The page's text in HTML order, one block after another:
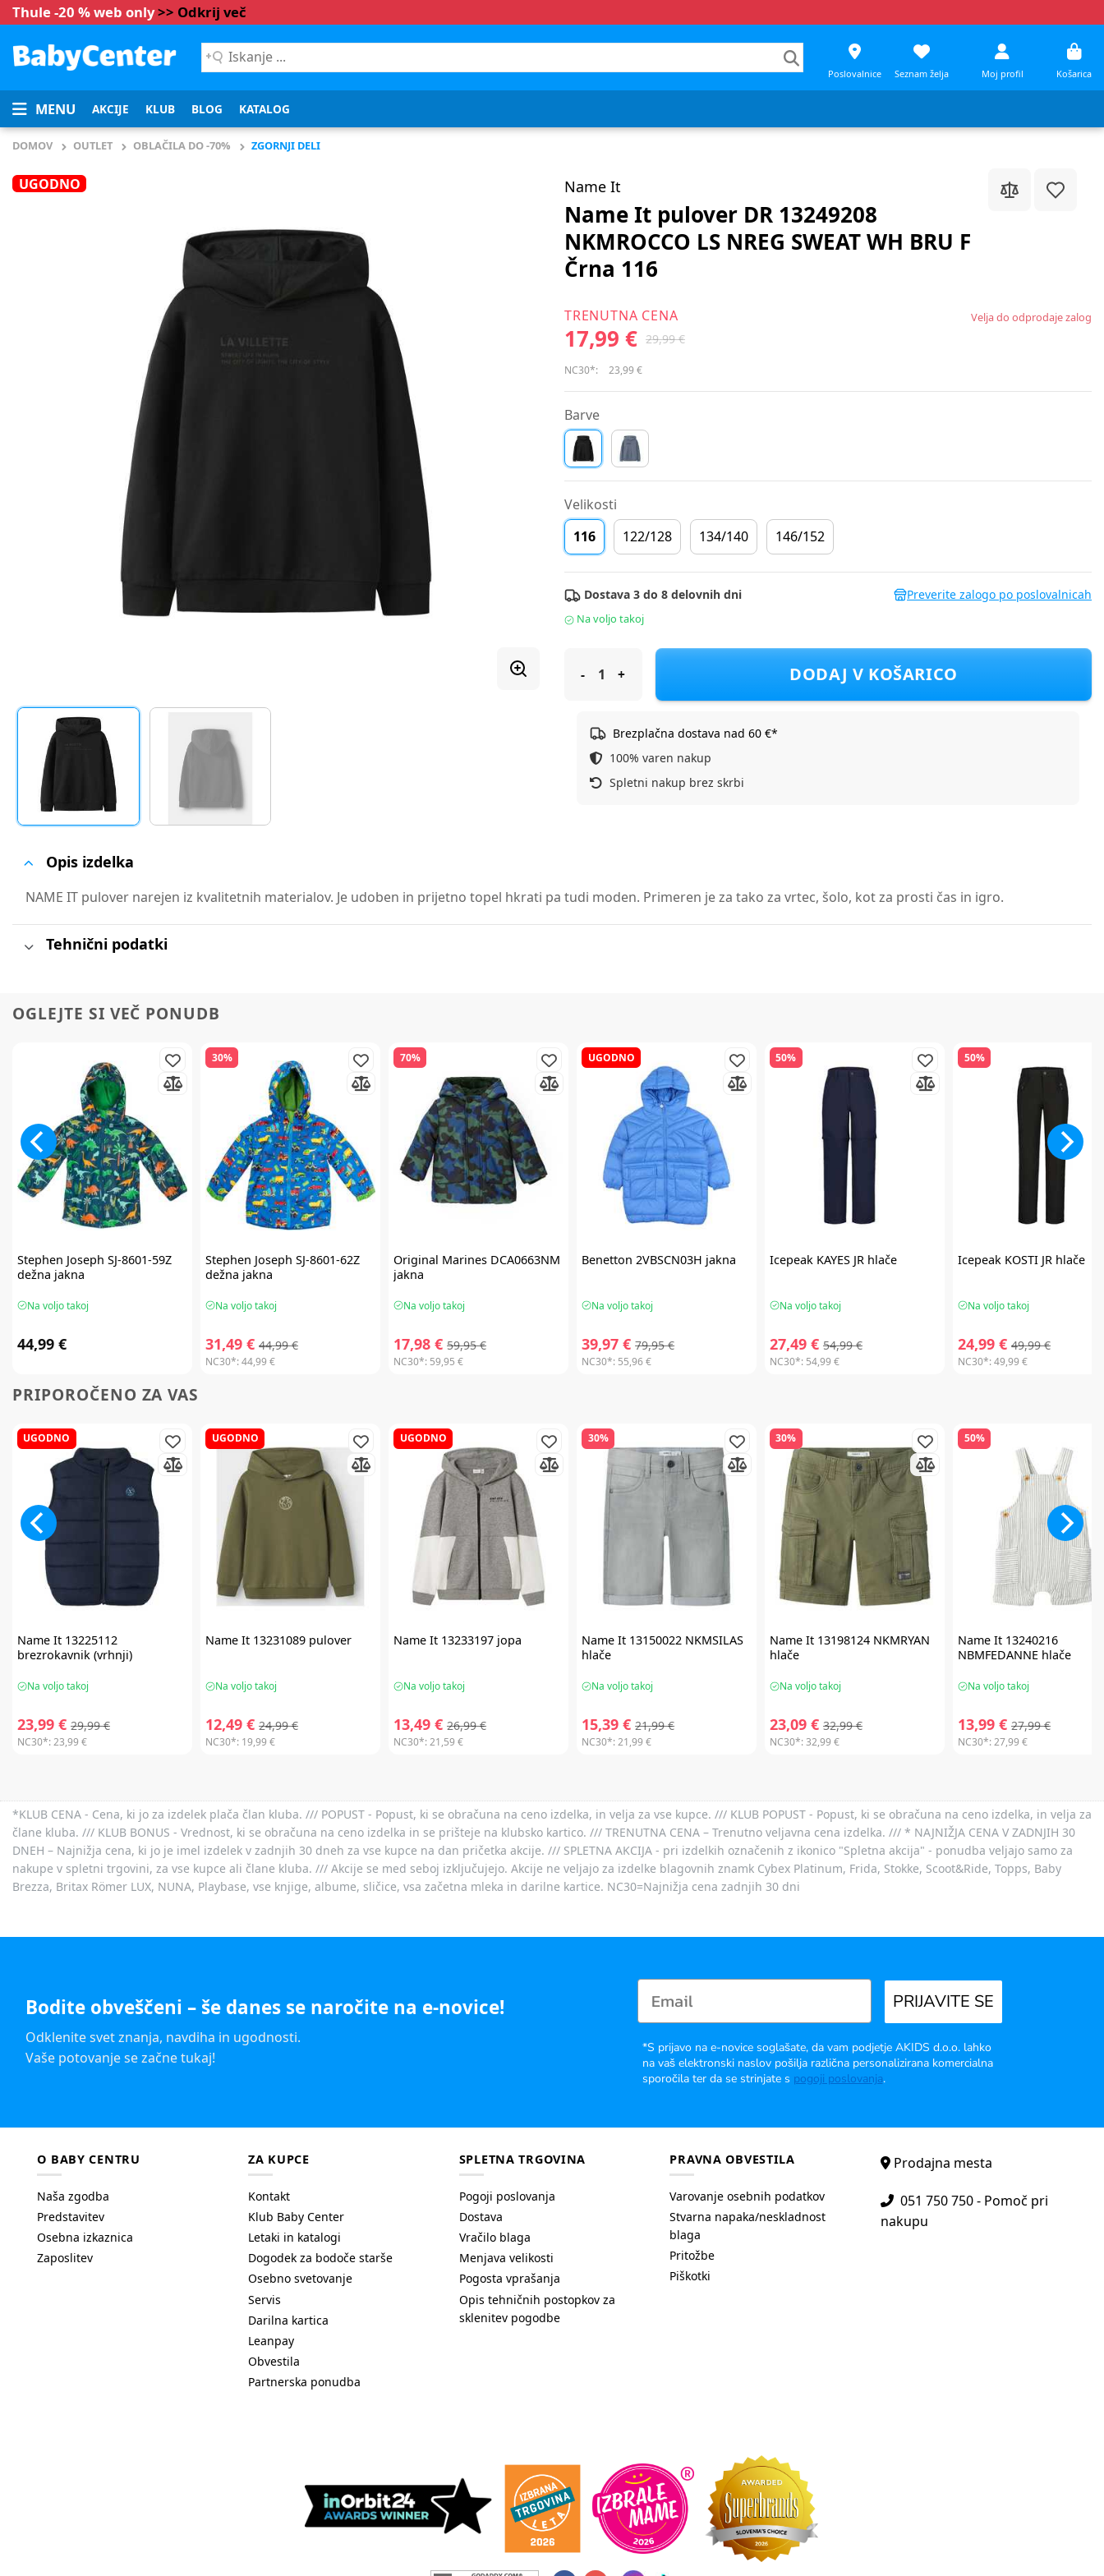
Thule -20 % web only>> Odkrij več
Iskanje
...
Poslovalnice Seznam želja Moj profil Košarica
MENU AKCIJE KLUB BLOG KATALOG
DOMOV OUTLET OBLAČILA DO -70% ZGORNJI DELI
UGODNO Name It
Name It pulover DR 13249208
NKMROCCO LS NREG SWEAT WH BRU F
Črna 116
TRENUTNA CENA
17,99 € 29,99 €
Velja do odprodaje zalog
NC30*: 23,99 €
Barve
Velikosti
116
122/128 134/140 146/152
Dostava 3 do 8 delovnih dni Preverite zalogo po poslovalnicah
Na voljo takoj
Name It pulover DR 13249208 NKMROCCO LS NREG SWEAT WH BRU F Črna 116
DODAJ V KOŠARICO
Brezplačna dostava nad 60 €*
100% varen nakup
Spletni nakup brez skrbi
Opis izdelka
NAME IT pulover narejen iz kvalitetnih materialov. Je udoben in prijetno topel hkrati pa tudi moden. Primeren je za tako za vrtec, šolo, kot za prosti čas in igro.
Tehnični podatki
OGLEJTE SI VEČ PONUDB
Stephen Joseph SJ-8601-59Z
dežna jakna
Na voljo takoj
44,99 €
30%
Stephen Joseph SJ-8601-62Z
dežna jakna
Na voljo takoj
31,49 € 44,99 €
NC30*:44,99 €
70%
Original Marines DCA0663NM
jakna
Na voljo takoj
17,98 € 59,95 €
NC30*: 59,95 €
UGODNO
Benetton 2VBSCN03H jakna
Na voljo takoj
39,97 € 79,95 €
NC30*: 55,96 €
50%
IcepeakKAYES JR hlače
Na voljo takoj
27,49 € 54,99 €
NC30*: 54,99 €
50%
Icepeak KOSTI JR hlače
Na voljo takoj
24,99 € 49,99 €
NC30*:49,99 €
PRIPOROČENO ZA VAS
UGODNO
Name It13225112
brezrokavnik (vrhnji)
Na voljo takoj
23,99 € 29,99 €
NC30*:23,99 €
UGODNO
Name It 13231089 pulover
Na voljo takoj
12,49 € 24,99 €
NC30*: 19,99 €
UGODNO
Name It 13233197 jopa
Na voljo takoj
13,49 € 26,99 €
NC30*:21,59 €
30%
Name It 13150022 NKMSILAS
hlače
Na voljo takoj
15,39 € 21,99 €
NC30*:21,99 €
30%
Name It13198124 NKMRYAN
hlače
Na voljo takoj
23,09 € 32,99 €
NC30*:32,99 €
50%
Name It 13240216
NBMFEDANNE hlače
Na voljo takoj
13,99 € 27,99 €
NC30*:27,99 €
*KLUB CENA - Cena, ki jo za izdelek plača član kluba. /// POPUST - Popust, ki se obračuna na ceno izdelka, in velja za vse kupce. /// KLUB POPUST - Popust, ki se obračuna na ceno izdelka, in velja za
člane kluba. /// KLUB BONUS - Vrednost, ki se obračuna na ceno izdelka in se prišteje na klubsko kartico. /// TRENUTNA CENA – Trenutno veljavna cena izdelka. /// * NAJNIŽJA CENA V ZADNJIH 30
DNEH – Najnižja cena, ki jo je imel izdelek v zadnjih 30 dneh za vse kupce na dan pričetka akcije. /// SPLETNA AKCIJA - pri izdelkih označenih z ikonico "Spletna akcija" - ponudba veljajo samo za
nakupe v spletni trgovini, za vse kupce ali člane kluba. /// Akcije se med seboj izključujejo. Akcije ne veljajo za izdelke blagovnih znamk Cybex Platinum, Frida, Stokke, Scoot&Ride, Topps, Baby
Brezza, Britax Römer LUX, NUNA, Playbase, vse knjige, albume, sličice, vsa začetna mleka in darilne kartice. NC30=Najnižja cena zadnjih 30 dni
Bodite obveščeni – še danes se naročite na e-novice!
Odklenite svet znanja, navdiha in ugodnosti.
Vaše potovanje se začne tukaj!
PRIJAVITE SE
*S prijavo na e-novice soglašate, da vam podjetje AKIDS d.o.o. lahko
na vaš elektronski naslov pošilja različna personalizirana komercialna
sporočila ter da se strinjate s pogoji poslovanja.
O BABY CENTRU
Naša zgodba
Predstavitev
Osebna izkaznica
Zaposlitev
ZA KUPCE
Kontakt
Klub Baby Center
Letaki in katalogi
Dogodek za bodoče starše
Osebno svetovanje
Servis
Darilna kartica
Leanpay
Obvestila
Partnerska ponudba
SPLETNA TRGOVINA
Pogoji poslovanja
Dostava
Vračilo blaga
Menjava velikosti
Pogosta vprašanja
Opis tehničnih postopkov za
sklenitev pogodbe
PRAVNA OBVESTILA
Varovanje osebnih podatkov
Stvarna napaka/neskladnost
blaga
Pritožbe
Piškotki
Prodajna mesta
051 750 750 - Pomoč pri
nakupu